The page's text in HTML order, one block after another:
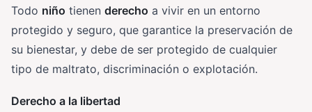
Todo niño tienen derecho a vivir en un entorno
protegido y seguro, que garantice la preservación de
su bienestar, y debe de ser protegido de cualquier
tipo de maltrato, discriminación o explotación.
Derecho a la libertad